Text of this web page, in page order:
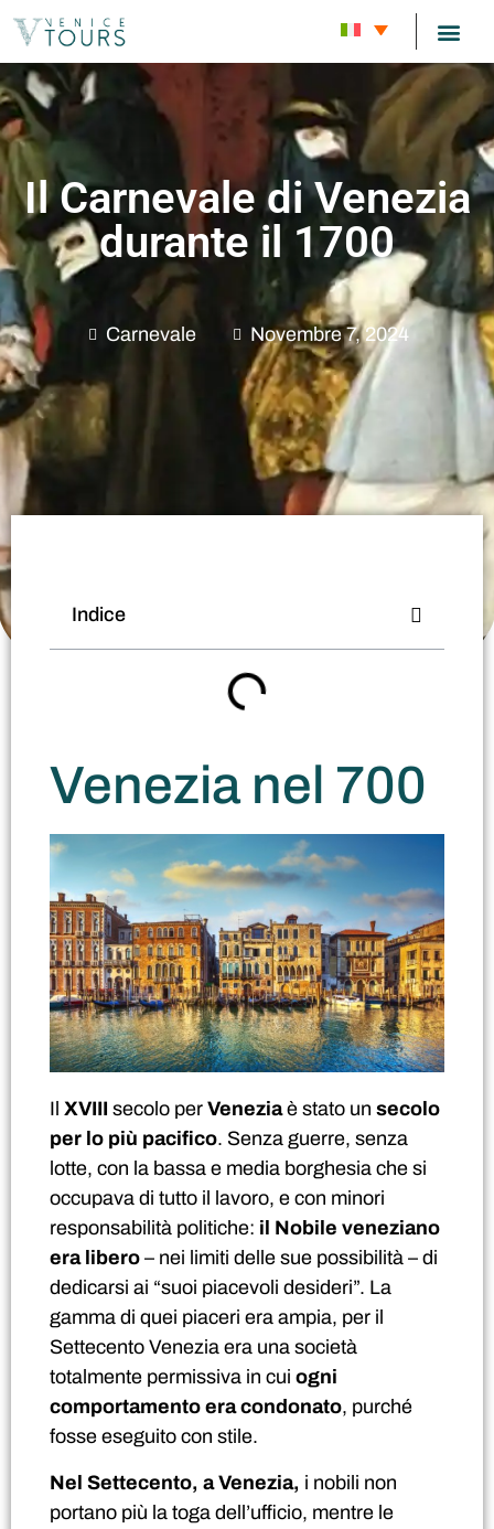
Il Carnevale di Venezia
durante il 1700
Carnevale Novembre 7, 2024
Indice
Venezia nel 700
Il XVIII secolo per Veneziaè stato un secolo
per lo più pacifico. Senza guerre, senza
lotte, con la bassa e media borghesia che si
occupava di tutto il lavoro, e con minori
responsabilità politiche: il Nobile veneziano
era libero – nei limiti delle sue possibilità – di
dedicarsi ai “suoi piacevoli desideri”. La
gamma di quei piaceri era ampia, per il
Settecento Venezia era una società
totalmente permissiva in cui ogni
comportamento era condonato, purché
fosse eseguito con stile.
Nel Settecento, a Venezia, i nobili non
portano più la toga dell’ufficio, mentre le